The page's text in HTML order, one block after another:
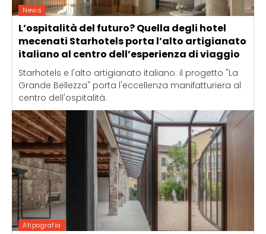
News
L’ospitalità del futuro? Quella degli hotel
mecenati Starhotels porta l’alto artigianato
italiano al centro dell’esperienza di viaggio
Starhotels e l'alto artigianato italiano: il progetto "La
Grande Bellezza" porta l'eccellenza manifatturiera al
centro dell'ospitalità.
Atipografia